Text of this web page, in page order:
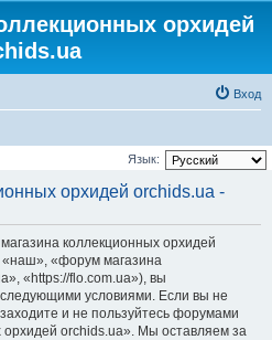
орхидей
Вход
Язык:
орхидей orchids.ua -
коллекционных орхидей
«форум магазина
«https://flo.com.ua»), вы
условиями. Если вы не
и не пользуйтесь форумами
orchids.ua». Мы оставляем за